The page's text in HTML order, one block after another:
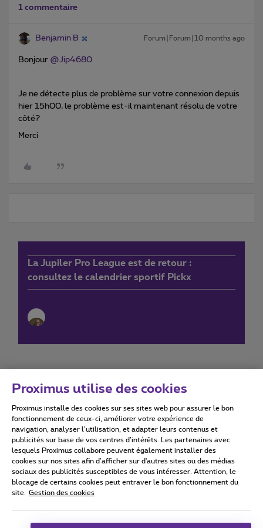
1 commentaire
Benjamin B Forum|Forum|10 months ago
Bonjour ​ @Jip4680
Je ne détecte plus de problème sur votre connexion depuis
hier 15h00, le problème est-il maintenant résolu de votre
côté?
Merci
La Jupiler Pro League est de retour :
consultez le calendrier sportif Pickx
Conditions d'utilisation Accessibility statement
Tous droits réservés. © 2026 Proximus
Conditions générales, info consommateur
Proximus utilise des cookies
Proximus installe des cookies sur ses sites web pour assurer le bon
fonctionnement de ceux-ci, améliorer votre expérience de
navigation, analyser l’utilisation, et adapter leurs contenus et
publicités sur base de vos centres d’intérêts. Les partenaires avec
lesquels Proximus collabore peuvent également installer des
cookies sur nos sites afin d’afficher sur d'autres sites ou des médias
sociaux des publicités susceptibles de vous intéresser. Attention, le
blocage de certains cookies peut entraver le bon fonctionnement du
site.
Gestion des cookies